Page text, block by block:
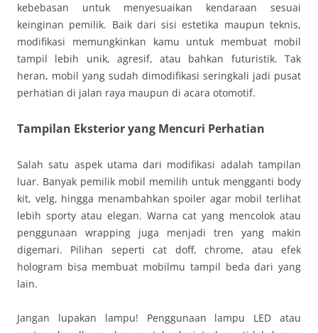
kebebasan untuk menyesuaikan kendaraan sesuai
keinginan pemilik. Baik dari sisi estetika maupun teknis,
modifikasi memungkinkan kamu untuk membuat mobil
tampil lebih unik, agresif, atau bahkan futuristik. Tak
heran, mobil yang sudah dimodifikasi seringkali jadi pusat
perhatian di jalan raya maupun di acara otomotif.
Tampilan Eksterior yang Mencuri Perhatian
Salah satu aspek utama dari modifikasi adalah tampilan
luar. Banyak pemilik mobil memilih untuk mengganti body
kit, velg, hingga menambahkan spoiler agar mobil terlihat
lebih sporty atau elegan. Warna cat yang mencolok atau
penggunaan wrapping juga menjadi tren yang makin
digemari. Pilihan seperti cat doff, chrome, atau efek
hologram bisa membuat mobilmu tampil beda dari yang
lain.
Jangan lupakan lampu! Penggunaan lampu LED atau